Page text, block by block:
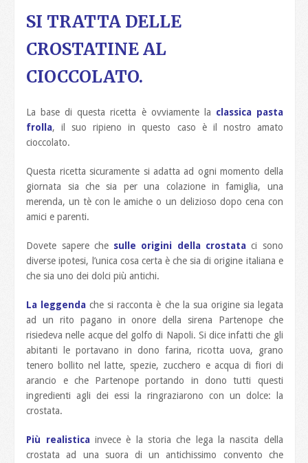
SI TRATTA DELLE
CROSTATINE AL
CIOCCOLATO.
La base di questa ricetta è ovviamente la classica pasta
frolla, il suo ripieno in questo caso è il nostro amato
cioccolato.
Questa ricetta sicuramente si adatta ad ogni momento della
giornata sia che sia per una colazione in famiglia, una
merenda, un tè con le amiche o un delizioso dopo cena con
amici e parenti.
Dovete sapere che sulle origini della crostata ci sono
diverse ipotesi, l’unica cosa certa è che sia di origine italiana e
che sia uno dei dolci più antichi.
La leggenda che si racconta è che la sua origine sia legata
ad un rito pagano in onore della sirena Partenope che
risiedeva nelle acque del golfo di Napoli. Si dice infatti che gli
abitanti le portavano in dono farina, ricotta uova, grano
tenero bollito nel latte, spezie, zucchero e acqua di fiori di
arancio e che Partenope portando in dono tutti questi
ingredienti agli dei essi la ringraziarono con un dolce: la
crostata.
Più realisticainvece è la storia che lega la nascita della
crostata ad una suora di un antichissimo convento che